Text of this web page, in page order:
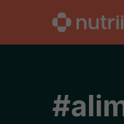
#